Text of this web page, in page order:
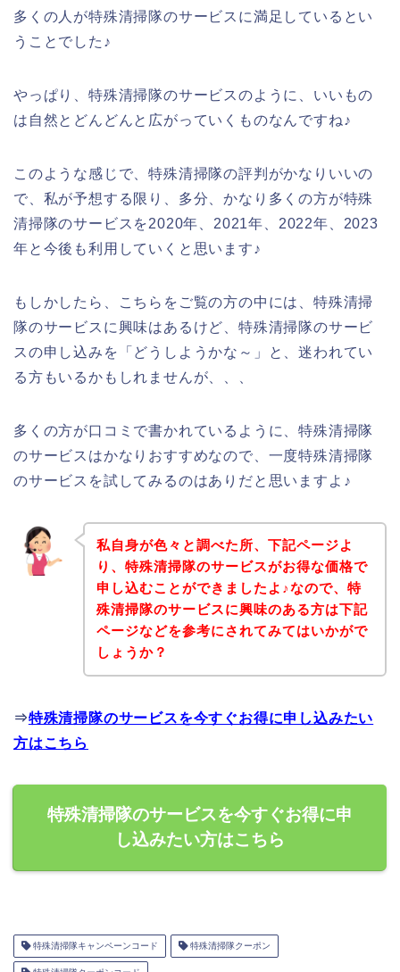
多くの人が特殊清掃隊のサービスに満足しているとい
うことでした♪
やっぱり、特殊清掃隊のサービスのように、いいもの
は自然とどんどんと広がっていくものなんですね♪
このような感じで、特殊清掃隊の評判がかなりいいの
で、私が予想する限り、多分、かなり多くの方が特殊
清掃隊のサービスを2020年、2021年、2022年、2023
年と今後も利用していくと思います♪
もしかしたら、こちらをご覧の方の中には、特殊清掃
隊のサービスに興味はあるけど、特殊清掃隊のサービ
スの申し込みを「どうしようかな～」と、迷われてい
る方もいるかもしれませんが、、、
多くの方が口コミで書かれているように、特殊清掃隊
のサービスはかなりおすすめなので、一度特殊清掃隊
のサービスを試してみるのはありだと思いますよ♪
私自身が色々と調べた所、下記ページよ
り、特殊清掃隊のサービスがお得な価格で
申し込むことができましたよ♪なので、特
殊清掃隊のサービスに興味のある方は下記
ページなどを参考にされてみてはいかがで
しょうか？
⇒特殊清掃隊のサービスを今すぐお得に申し込みたい
方はこちら
特殊清掃隊のサービスを今すぐお得に申
し込みたい方はこちら
特殊清掃隊キャンペーンコード 特殊清掃隊クーポン